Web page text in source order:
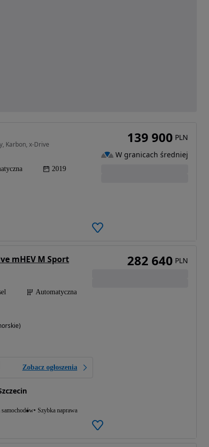
Karbon, x-Drive
2019
139 900 PLN
W granicach średniej
mHEV M Sport
Automatyczna
Zobacz ogłoszenia
Szybka naprawa
282 640 PLN